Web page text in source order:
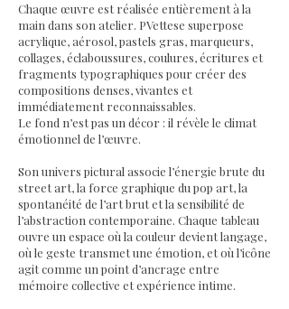
Chaque œuvre est réalisée entièrement à la
main dans son atelier. PVettese superpose
acrylique, aérosol, pastels gras, marqueurs,
collages, éclaboussures, coulures, écritures et
fragments typographiques pour créer des
compositions denses, vivantes et
immédiatement reconnaissables.
Le fond n’est pas un décor : il révèle le climat
émotionnel de l’œuvre.
Son univers pictural associe l’énergie brute du
street art, la force graphique du pop art, la
spontanéité de l’art brut et la sensibilité de
l’abstraction contemporaine. Chaque tableau
ouvre un espace où la couleur devient langage,
où le geste transmet une émotion, et où l’icône
agit comme un point d’ancrage entre
mémoire collective et expérience intime.